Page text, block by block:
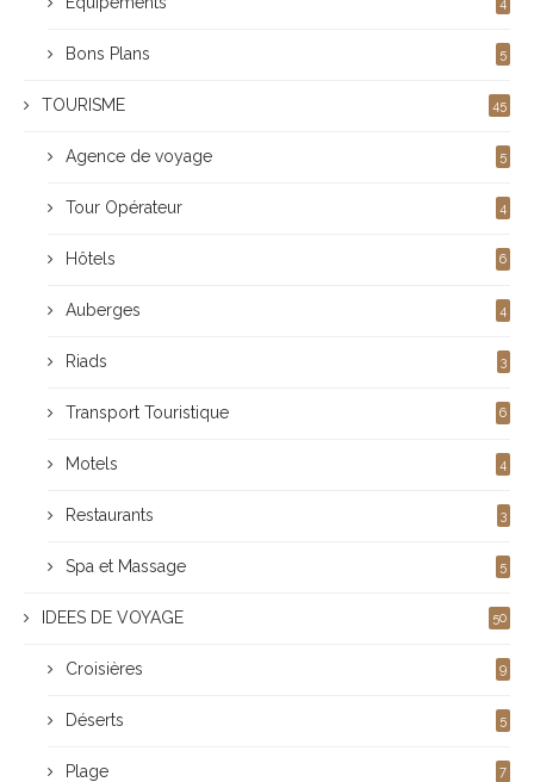
Bons Plans 5
TOURISME 45
Agence de voyage 5
Tour Opérateur 4
Hôtels 6
Auberges 4
Riads 3
Transport Touristique 6
Motels 4
Restaurants 3
Spa et Massage 5
IDEES DE VOYAGE 50
Croisières 9
Déserts 5
Plage 7